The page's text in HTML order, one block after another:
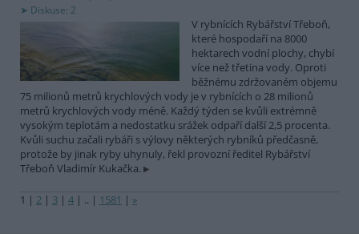
Diskuse: 2
V rybnících Rybářství Třeboň,
které hospodaří na 8000
hektarech vodní plochy, chybí
více než třetina vody. Oproti
běžnému zdržovaném objemu
75 milionů metrů krychlových vody je v rybnících o 28 milionů
metrů krychlových vody méně. Každý týden se kvůli extrémně
vysokým teplotám a nedostatku srážek odpaří další 2,5 procenta.
Kvůli suchu začali rybáři s výlovy některých rybníků předčasně,
protože by jinak ryby uhynuly, řekl provozní ředitel Rybářství
Třeboň Vladimír Kukačka.
1 | 2 | 3 | 4 | .. | 1581 | »